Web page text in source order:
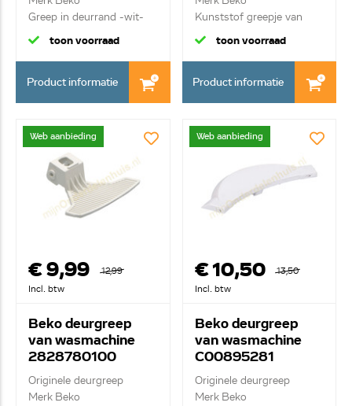
Greep in deurrand -wit-
toon voorraad
Product informatie
Kunststof greepje van
deur ...
toon voorraad
Product informatie
Web aanbieding
€ 9,99
12,99
Incl. btw
Beko deurgreep
van wasmachine
2828780100
C00866012
Originele deurgreep
Merk Beko
Web aanbieding
€ 10,50
13,50
Incl. btw
Beko deurgreep
van wasmachine
C00895281
2805990100
Originele deurgreep
Merk Beko